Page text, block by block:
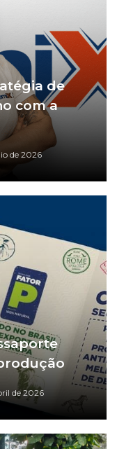
de
com a
de 2026
de 2026